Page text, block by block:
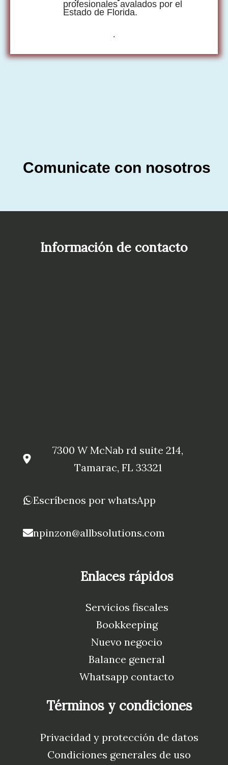
profesionales avalados por el
Estado de Florida.
.
Comunicate con nosotros
Información de contacto
7300 W McNab rd suite 214,
Tamarac, FL 33321
Escríbenos por whatsApp
npinzon@allbsolutions.com
Enlaces rápidos
Servicios fiscales
Bookkeeping
Nuevo negocio
Balance general
Whatsapp contacto
Términos y condiciones
Privacidad y protección de datos
Condiciones generales de uso